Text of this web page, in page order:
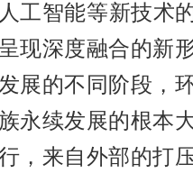
工智能等新技术
现深度融合的新
展的不同阶段，
永续发展的根本
，来自外部的打